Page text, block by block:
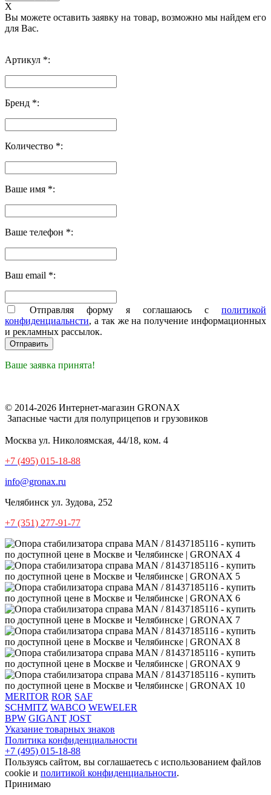
X
Вы можете оставить заявку на товар, возможно мы найдем его
для Вас.
Артикул *:
Бренд *:
Количество *:
Ваше имя *:
Ваше телефон *:
Ваш email *:
Отправляя форму я соглашаюсь с политикой
конфиденциальнсти, а так же на получение информационных
и рекламных рассылок.
Ваше заявка принята!
© 2014-2026 Интернет-магазин GRONAX
Запасные части для полуприцепов и грузовиков
Москва ул. Николоямская, 44/18, ком. 4
+7 (495) 015-18-88
info@gronax.ru
Челябинск ул. Зудова, 252
+7 (351) 277-91-77
MERITOR ROR SAF
SCHMITZ WABCO WEWELER
BPW GIGANT JOST
Указание товарных знаков
Политика конфиденциальности
+7 (495) 015-18-88
Пользуясь сайтом, вы соглашаетесь с использованием файлов
cookie и политикой конфиденциальности.
Принимаю